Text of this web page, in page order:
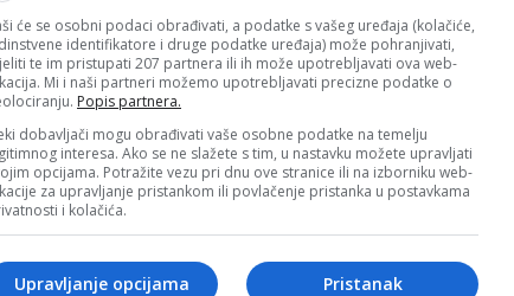
će se osobni podaci obrađivati, a podatke s vašeg uređaja (kolačiće,
identifikatore i druge podatke uređaja) može pohranjivati,
te im pristupati 207 partnera ili ih može upotrebljavati ova web-
Mi i naši partneri možemo upotrebljavati precizne podatke o
Popis partnera.
dobavljači mogu obrađivati vaše osobne podatke na temelju
interesa. Ako se ne slažete s tim, u nastavku možete upravljati
opcijama. Potražite vezu pri dnu ove stranice ili na izborniku web-
za upravljanje pristankom ili povlačenje pristanka u postavkama
i kolačića.
Pristanak
Upravljanje opcijama